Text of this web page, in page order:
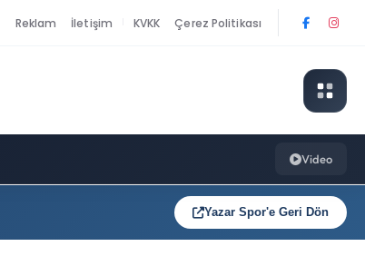
Reklam İletişim KVKK Çerez Politikası
Video
Yazar Spor'e Geri Dön